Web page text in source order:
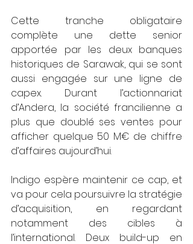
Cette tranche obligataire
complète une dette senior
apportée par les deux banques
historiques de Sarawak, qui se sont
aussi engagée sur une ligne de
capex. Durant l’actionnariat
d’Andera, la société francilienne a
plus que doublé ses ventes pour
afficher quelque 50 M€ de chiffre
d’affaires aujourd’hui.
Indigo espère maintenir ce cap, et
va pour cela poursuivre la stratégie
d’acquisition, en regardant
notamment des cibles à
l’international. Deux build-up en